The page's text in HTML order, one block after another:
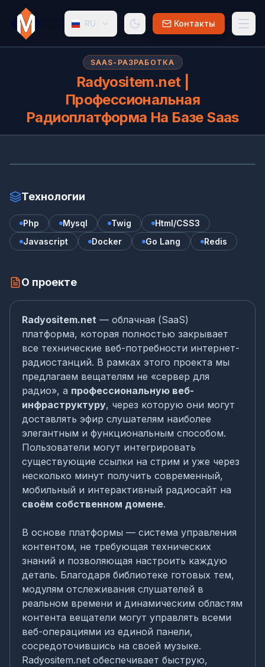
RU Контакты
SAAS-РАЗРАБОТКА
Radyositem.net |
Профессиональная
Радиоплатформа На Базе Saas
RA
Технологии
Php Mysql Twig
Html/CSS3
Javascript
Docker Go Lang Redis
О проекте
Radyositem.net — облачная (SaaS)
платформа, которая полностью закрывает
все технические веб-потребности интернет-
радиостанций. В рамках этого проекта мы
предлагаем вещателям не «сервер для
радио», а профессиональную веб-
инфраструктуру, через которую они могут
доставлять эфир слушателям наиболее
элегантным и функциональным способом.
Пользователи могут интегрировать
существующие ссылки на стрим и уже через
несколько минут получить современный,
мобильный и интерактивный радиосайт на
своём собственном домене.
В основе платформы — система управления
контентом, не требующая технических
знаний и позволяющая настроить каждую
деталь. Благодаря библиотеке готовых тем,
модулям отслеживания слушателей в
реальном времени и динамическим областям
контента вещатели могут управлять всеми
веб-операциями из единой панели,
сосредоточившись на своей музыке.
Radyositem.net обеспечивает быструю,